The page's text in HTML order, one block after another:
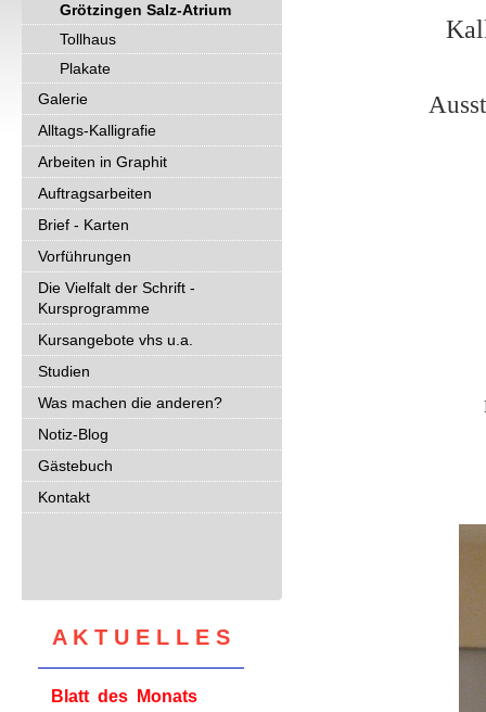
Grötzingen Salz-Atrium
Tollhaus
Plakate
Galerie
Alltags-Kalligrafie
Arbeiten in Graphit
Auftragsarbeiten
Brief - Karten
Vorführungen
Die Vielfalt der Schrift -
Kursprogramme
Kursangebote vhs u.a.
Studien
Was machen die anderen?
Notiz-Blog
Gästebuch
Kontakt
A K T U E L L E S
Blatt des Monats